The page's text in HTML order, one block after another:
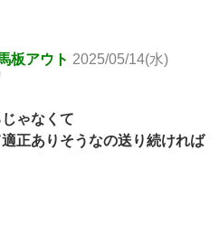
板アウト 2025/05/14(水)
ゃなくて
正ありそうなの送り続ければ